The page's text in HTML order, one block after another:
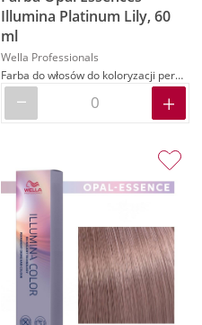
Illumina Platinum Lily, 60
ml
Wella Professionals
Farba do włosów do koloryzacji permanentnej